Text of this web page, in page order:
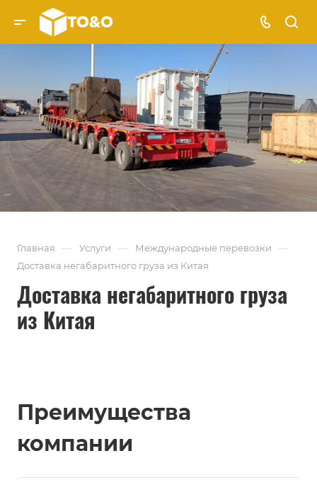
Главная — Услуги — Международные перевозки —
Доставка негабаритного груза из Китая
Доставка негабаритного груза
из Китая
Преимущества
компании